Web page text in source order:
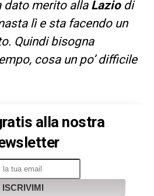
dato merito allaLaziodi
lì e sta facendo un
Quindi bisogna
cosa un po’ difficile
alla nostra
ISCRIVIMI